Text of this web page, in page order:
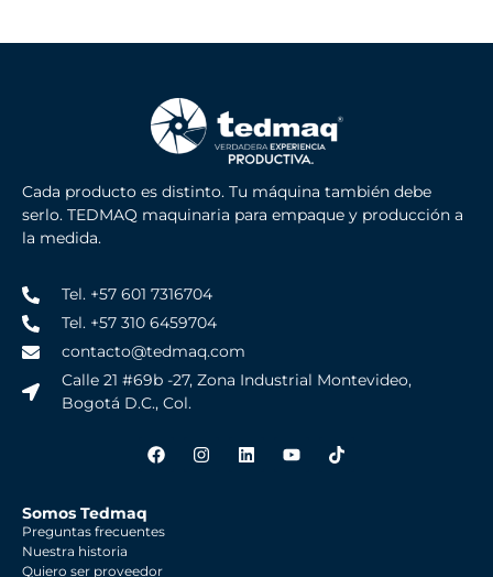
Cada producto es distinto. Tu máquina también debe
serlo. TEDMAQ maquinaria para empaque y producción a
la medida.
Tel. +57 601 7316704
Tel. +57 310 6459704
contacto@tedmaq.com
Calle 21 #69b -27, Zona Industrial Montevideo,
Bogotá D.C., Col.
Somos Tedmaq
Preguntas frecuentes
Nuestra historia
Quiero ser proveedor